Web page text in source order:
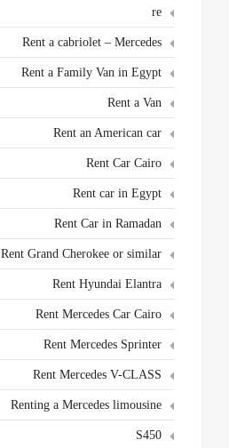
re
Rent a cabriolet – Mercedes
Rent a Family Van in Egypt
Rent a Van
Rent an American car
Rent Car Cairo
Rent car in Egypt
Rent Car in Ramadan
Rent Grand Cherokee or similar
Rent Hyundai Elantra
Rent Mercedes Car Cairo
Rent Mercedes Sprinter
Rent Mercedes V-CLASS
Renting a Mercedes limousine
S450